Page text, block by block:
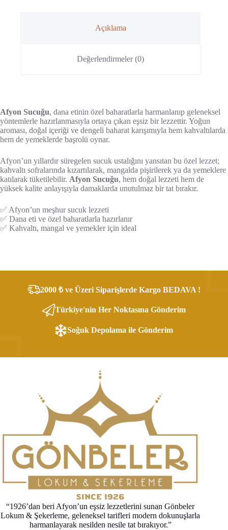
Açıklama
Değerlendirmeler (0)
Afyon Sucuğu, dana etinin özel baharatlarla harmanlanıp geleneksel
yöntemlerle hazırlanmasıyla ortaya çıkan eşsiz bir lezzettir. Yoğun
aroması, doğal içeriği ve dengeli baharat karışımıyla hem kahvaltılarda
hem de yemeklerde başrolü oynar.
Afyon’un yıllardır süregelen sucuk ustalığını yansıtan bu özel lezzet;
kahvaltı sofralarında kızartılarak, mangalda pişirilerek ya da yemeklere
katılarak tüketilebilir. Afyon Sucuğu, hem doğal lezzeti hem de
yüksek kalite anlayışıyla damaklarda unutulmaz bir tat bırakır.
✅ Afyon’un meşhur sucuk lezzeti
✅ Dana eti ve özel baharatlarla hazırlanır
✅ Kahvaltı, mangal ve yemekler için ideal
2000 ₺ ve Üzeri Siparişlerde Kargo BEDAVA !
Türkiye'nin Her Noktasına Gönderim
Soğuk Depolama ile Gönderim
“1926’dan beri Afyon’un eşsiz lezzetlerini sunan Gönbeler
Lokum & Şekerleme, geleneksel tarifleri modern dokunuşlarla
harmanlayarak nesilden nesile tat bırakıyor.”